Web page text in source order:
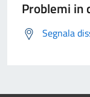
Problemi in
Segnala